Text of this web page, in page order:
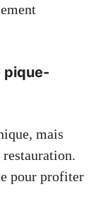
pique-
mais
restauration.
pour profiter